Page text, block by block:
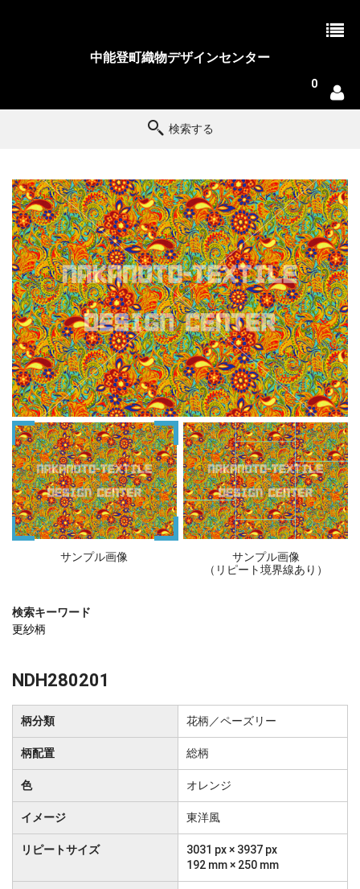
中能登町織物デザインセンター
0
検索する
サンプル画像
サンプル画像
（リピート境界線あり）
検索キーワード
更紗柄
NDH280201
柄分類 花柄／ペーズリー
柄配置 総柄
色 オレンジ
イメージ 東洋風
リピートサイズ
3031 px × 3937 px
192 mm × 250 mm